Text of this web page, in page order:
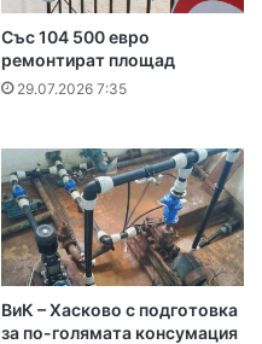
Със 104 500 евро
ремонтират площад
29.07.2026 7:35
ВиК – Хасково с подготовка
за по-голямата консумация